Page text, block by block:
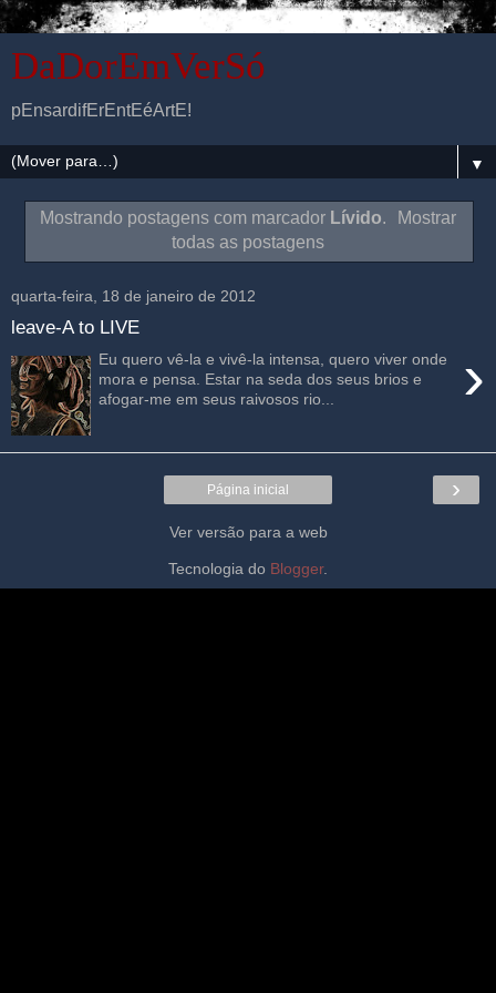
DaDorEmVerSó
pEnsardifErEntEéArtE!
▼
Mostrando postagens com marcador Lívido.
Mostrar
todas as postagens
quarta-feira, 18 de janeiro de 2012
leave-A to LIVE
›
Eu quero vê-la e vivê-la intensa, quero viver onde
mora e pensa. Estar na seda dos seus brios e
afogar-me em seus raivosos rio...
›
Página inicial
Ver versão para a web
Tecnologia do Blogger.